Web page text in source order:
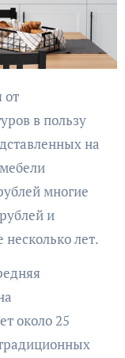
в пользу
на
многие
и
лет.
около 25